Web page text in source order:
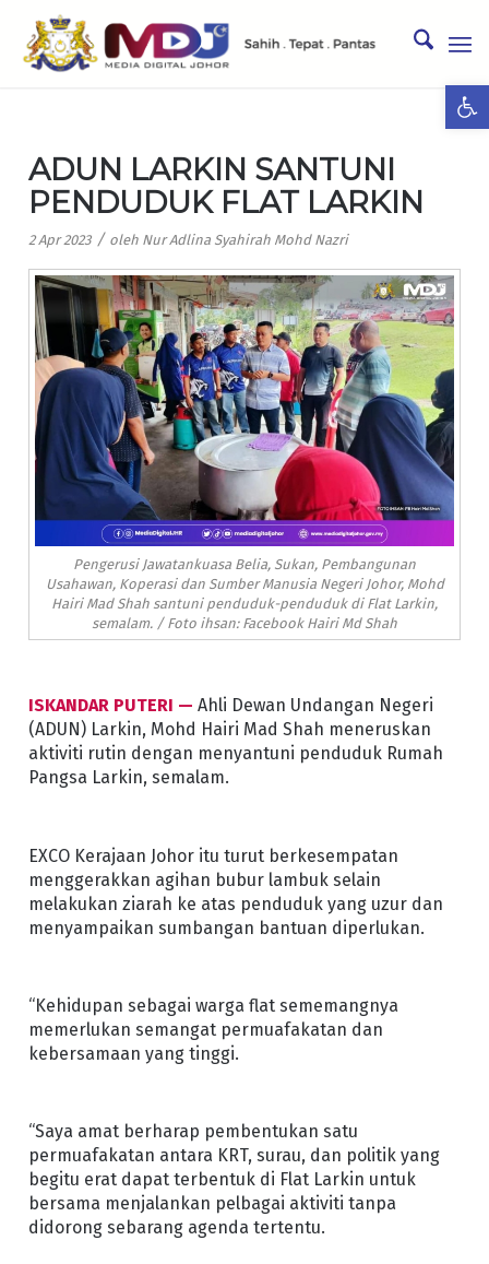
ADUN LARKIN SANTUNI
PENDUDUK FLAT LARKIN
2 Apr 2023 / oleh Nur Adlina Syahirah Mohd Nazri
Pengerusi Jawatankuasa Belia, Sukan, Pembangunan
Usahawan, Koperasi dan Sumber Manusia Negeri Johor, Mohd
Hairi Mad Shah santuni penduduk-penduduk di Flat Larkin,
semalam. / Foto ihsan: Facebook Hairi Md Shah
ISKANDAR PUTERI — Ahli Dewan Undangan Negeri
(ADUN) Larkin, Mohd Hairi Mad Shah meneruskan
aktiviti rutin dengan menyantuni penduduk Rumah
Pangsa Larkin, semalam.
EXCO Kerajaan Johor itu turut berkesempatan
menggerakkan agihan bubur lambuk selain
melakukan ziarah ke atas penduduk yang uzur dan
menyampaikan sumbangan bantuan diperlukan.
“Kehidupan sebagai warga flat sememangnya
memerlukan semangat permuafakatan dan
kebersamaan yang tinggi.
“Saya amat berharap pembentukan satu
permuafakatan antara KRT, surau, dan politik yang
begitu erat dapat terbentuk di Flat Larkin untuk
bersama menjalankan pelbagai aktiviti tanpa
didorong sebarang agenda tertentu.